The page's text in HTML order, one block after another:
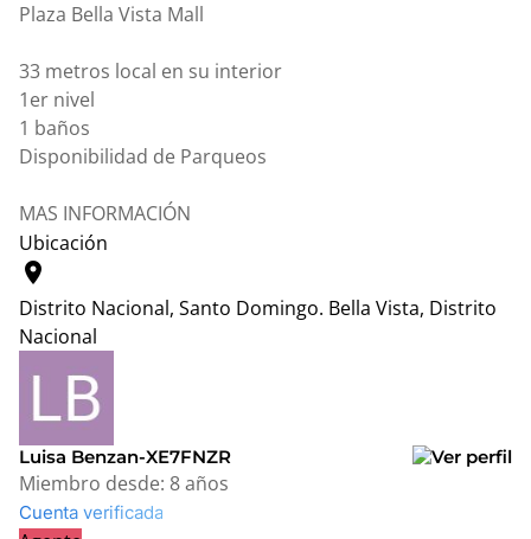
Plaza Bella Vista Mall
33 metros local en su interior
1er nivel
1 baños
Disponibilidad de Parqueos
MAS INFORMACIÓN
Ubicación
location_on
Distrito Nacional, Santo Domingo. Bella Vista, Distrito
Nacional
−
Luisa Benzan-XE7FNZR
Miembro desde: 8 años
Cuenta verificada